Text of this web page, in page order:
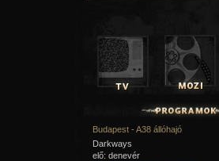
Budapest - A38 állóhajó
Darkways
elő: denevér